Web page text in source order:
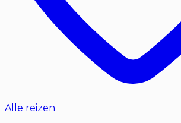
Alle reizen